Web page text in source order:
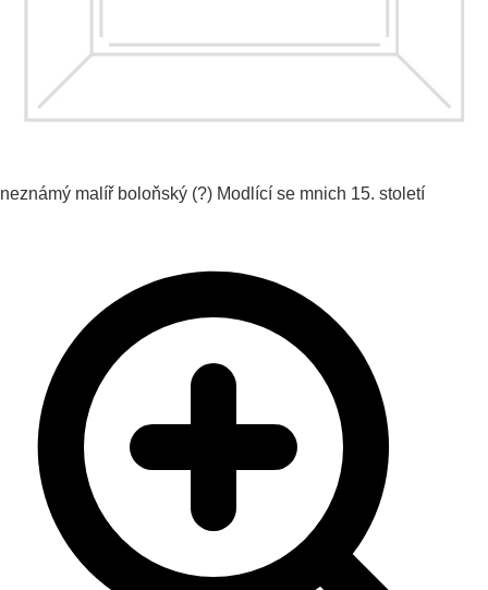
neznámý malíř boloňský (?) Modlící se mnich 15. století